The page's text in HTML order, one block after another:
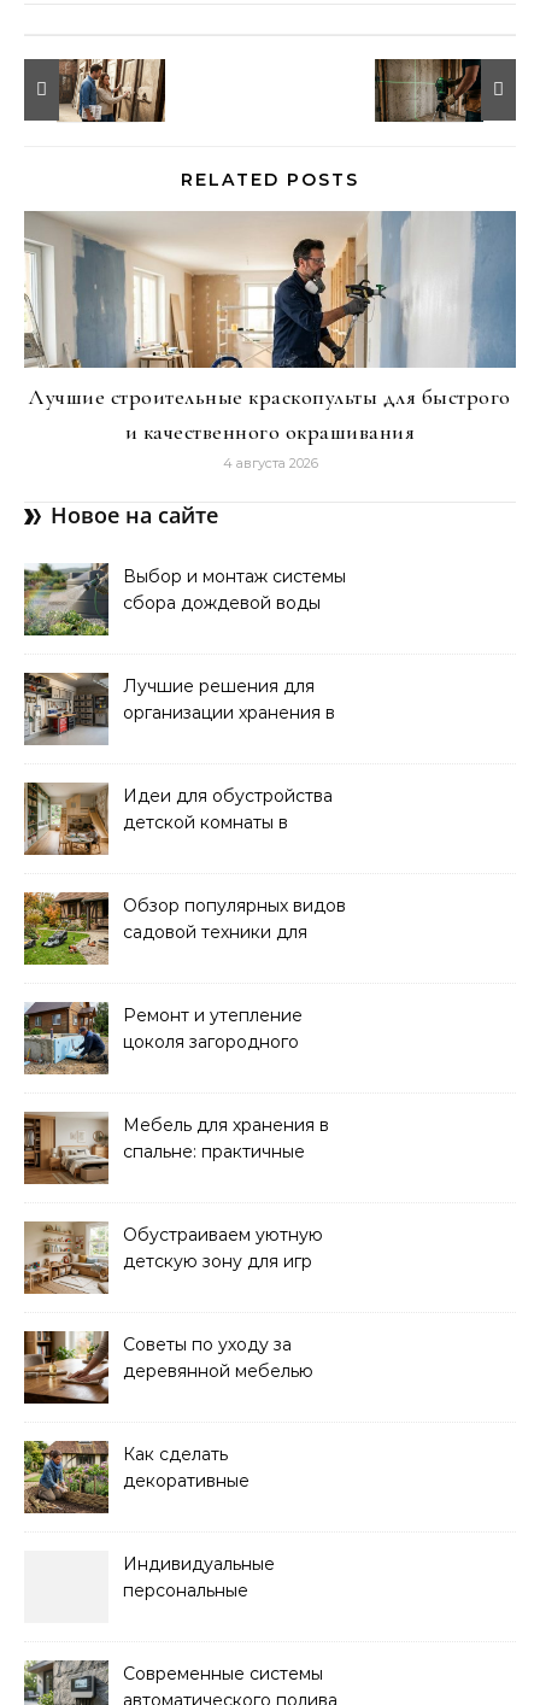
RELATED POSTS
Лучшие строительные краскопульты для быстрого
и качественного окрашивания
4 августа 2026
Новое на сайте
Выбор и монтаж системы
сбора дождевой воды
Лучшие решения для
организации хранения в
Идеи для обустройства
детской комнаты в
Обзор популярных видов
садовой техники для
Ремонт и утепление
цоколя загородного
Мебель для хранения в
спальне: практичные
Обустраиваем уютную
детскую зону для игр
Советы по уходу за
деревянной мебелью
Как сделать
декоративные
пошаговая инструкция
Индивидуальные
персональные
Современные системы
автоматического полива